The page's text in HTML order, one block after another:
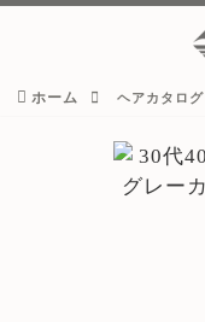
ホーム ヘアカタログ